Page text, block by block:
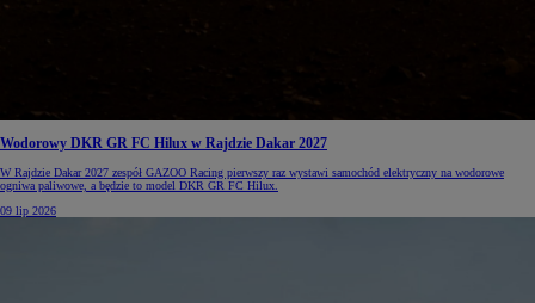
Wodorowy DKR GR FC Hilux w Rajdzie Dakar 2027
W Rajdzie Dakar 2027 zespół GAZOO Racing pierwszy raz wystawi samochód elektryczny na wodorowe
ogniwa paliwowe, a będzie to model DKR GR FC Hilux.
09 lip 2026